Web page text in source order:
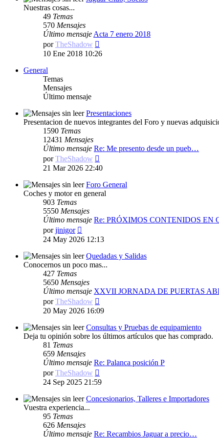
Nuestras cosas...
49 Temas
570 Mensajes
Último mensajeActa 7 enero 2018
porTheShadow
último
10 Ene 2018 10:26
General
Temas
Mensajes
Último mensaje
Presentaciones
Presentacion de nuevos integrantes del Foro y nuevas
1590 Temas
12431 Mensajes
Último mensaje Re: Me presento desde un pueb…
porTheShadow
último
21 Mar 2026 22:40
Foro General
Coches y motor en general
903 Temas
5550 Mensajes
Último mensaje Re: PRÓXIMOS CONTENIDOS EN
porjinigor
último
24 May 2026 12:13
Quedadas y Salidas
Conocernos un poco mas...
427 Temas
5650 Mensajes
Último mensaje XXVII JORNADA DE PUERTAS
porTheShadow
último
20 May 2026 16:09
Consultas y Pruebas de equipamiento
Deja tu opinión sobre los últimos artículos que has comprado.
81 Temas
659 Mensajes
Último mensaje Re: Palanca posición P
porTheShadow
último
24 Sep 2025 21:59
Concesionarios, Talleres e Importadores
Vuestra experiencia...
95 Temas
626 Mensajes
Último mensaje Re: Recambios Jaguar a precio…